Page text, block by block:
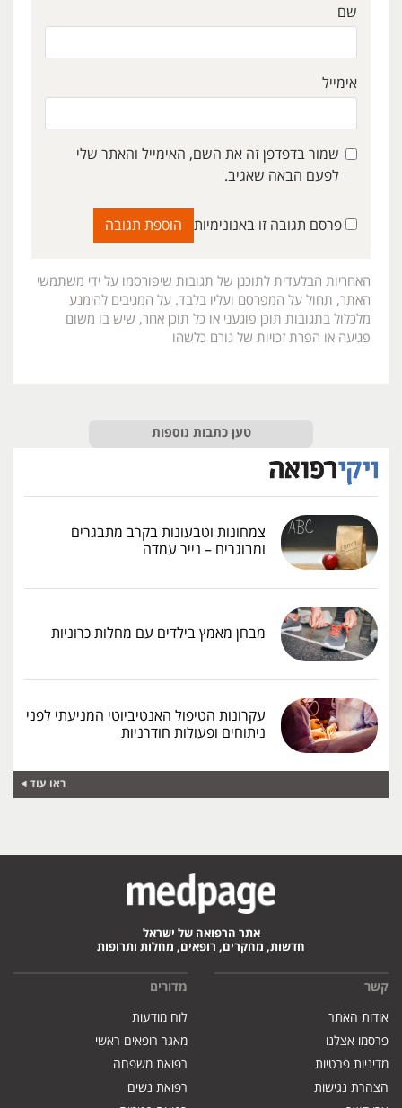
שם
אימייל
שמור בדפדפן זה את השם, האימייל והאתר שלי
לפעם הבאה שאגיב.
פרסם תגובה זו באנונימיות
האחריות הבלעדית לתוכנן של תגובות שיפורסמו על ידי משתמשי
האתר, תחול על המפרסם ועליו בלבד. על המגיבים להימנע
מלכלול בתגובות תוכן פוגעני או כל תוכן אחר, שיש בו משום
פגיעה או הפרת זכויות של גורם כלשהו
טען כתבות נוספות
צמחונות וטבעונות בקרב מתבגרים
ומבוגרים – נייר עמדה
מבחן מאמץ בילדים עם מחלות כרוניות
עקרונות הטיפול האנטיביוטי המניעתי לפני
ניתוחים ופעולות חודרניות
ראו עוד
אתר הרפואה של ישראל
חדשות, מחקרים, רופאים, מחלות ותרופות
קשר
אודות האתר
פרסמו אצלנו
מדיניות פרטיות
הצהרת נגישות
מדורים
לוח מודעות
מאגר רופאים ראשי
רפואת משפחה
רפואת נשים